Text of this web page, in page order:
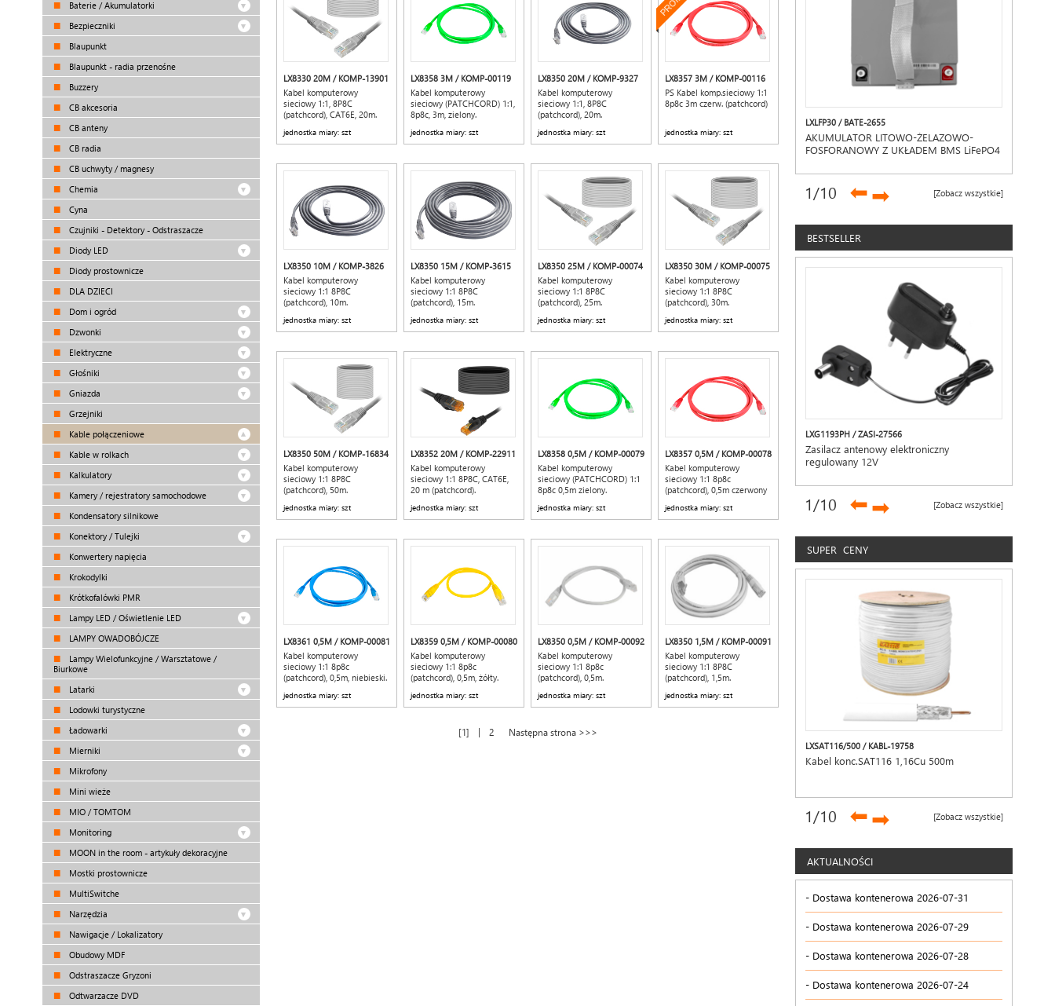
LXLFP30 / BATE-2655
AKUMULATOR LITOWO-ŻELAZOWO-
FOSFORANOWY Z UKŁADEM BMS LiFePO4
[Zobacz wszystkie]
1/10 ➡➡
BESTSELLER
LXG1193PH / ZASI-27566
Zasilacz antenowy elektroniczny
regulowany 12V
[Zobacz wszystkie]
1/10 ➡➡
SUPER CENY
LXSAT116/500 / KABL-19758
Kabel konc.SAT116 1,16Cu 500m
[Zobacz wszystkie]
1/10 ➡➡
AKTUALNOŚCI
Dostawa kontenerowa 2026-07-31
Dostawa kontenerowa 2026-07-29
Dostawa kontenerowa 2026-07-28
Dostawa kontenerowa 2026-07-24
Baterie / Akumulatorki
Bezpieczniki
Blaupunkt
Blaupunkt - radia przenośne
Buzzery
CB akcesoria
CB anteny
CB radia
CB uchwyty / magnesy
Chemia
Cyna
Czujniki - Detektory - Odstraszacze
Diody LED
Diody prostownicze
DLA DZIECI
Dom i ogród
Dzwonki
Elektryczne
Głośniki
Gniazda
Grzejniki
Kable połączeniowe
Kable w rolkach
Kalkulatory
Kamery / rejestratory samochodowe
Kondensatory silnikowe
Konektory / Tulejki
Konwertery napięcia
Krokodylki
Krótkofalówki PMR
Lampy LED / Oświetlenie LED
LAMPY OWADOBÓJCZE
Lampy Wielofunkcyjne / Warsztatowe /
Biurkowe
Latarki
Lodowki turystyczne
Ładowarki
Mierniki
Mikrofony
Mini wieże
MIO / TOMTOM
Monitoring
MOON in the room - artykuły dekoracyjne
Mostki prostownicze
MultiSwitche
Narzędzia
Nawigacje / Lokalizatory
Obudowy MDF
Odstraszacze Gryzoni
Odtwarzacze DVD
LX8330 20M / KOMP-13901
Kabel komputerowy
sieciowy 1:1, 8P8C
(patchcord), CAT6E, 20m.
jednostka miary: szt
LX8358 3M / KOMP-00119
Kabel komputerowy
sieciowy (PATCHCORD) 1:1,
8p8c, 3m, zielony.
jednostka miary: szt
LX8350 20M / KOMP-9327
Kabel komputerowy
sieciowy 1:1, 8P8C
(patchcord), 20m.
jednostka miary: szt
LX8357 3M / KOMP-00116
PS Kabel komp.sieciowy 1:1
8p8c 3m czerw. (patchcord)
jednostka miary: szt
LX8350 10M / KOMP-3826
Kabel komputerowy
sieciowy 1:1 8P8C
(patchcord), 10m.
jednostka miary: szt
LX8350 15M / KOMP-3615
Kabel komputerowy
sieciowy 1:1 8P8C
(patchcord), 15m.
jednostka miary: szt
LX8350 25M / KOMP-00074
Kabel komputerowy
sieciowy 1:1 8P8C
(patchcord), 25m.
jednostka miary: szt
LX8350 30M / KOMP-00075
Kabel komputerowy
sieciowy 1:1 8P8C
(patchcord), 30m.
jednostka miary: szt
LX8350 50M / KOMP-16834
Kabel komputerowy
sieciowy 1:1 8P8C
(patchcord), 50m.
jednostka miary: szt
LX8352 20M / KOMP-22911
Kabel komputerowy
sieciowy 1:1 8P8C, CAT6E,
20 m (patchcord).
jednostka miary: szt
LX8358 0,5M / KOMP-00079
Kabel komputerowy
sieciowy (PATCHCORD) 1:1
8p8c 0,5m zielony.
jednostka miary: szt
LX8357 0,5M / KOMP-00078
Kabel komputerowy
sieciowy 1:1 8p8c
(patchcord), 0,5m czerwony
jednostka miary: szt
LX8361 0,5M / KOMP-00081
Kabel komputerowy
sieciowy 1:1 8p8c
(patchcord), 0,5m, niebieski.
jednostka miary: szt
LX8359 0,5M / KOMP-00080
Kabel komputerowy
sieciowy 1:1 8p8c
(patchcord), 0,5m, żółty.
jednostka miary: szt
LX8350 0,5M / KOMP-00092
Kabel komputerowy
sieciowy 1:1 8p8c
(patchcord), 0,5m.
jednostka miary: szt
LX8350 1,5M / KOMP-00091
Kabel komputerowy
sieciowy 1:1 8P8C
(patchcord), 1,5m.
jednostka miary: szt
1 | 2 Następna strona >>>